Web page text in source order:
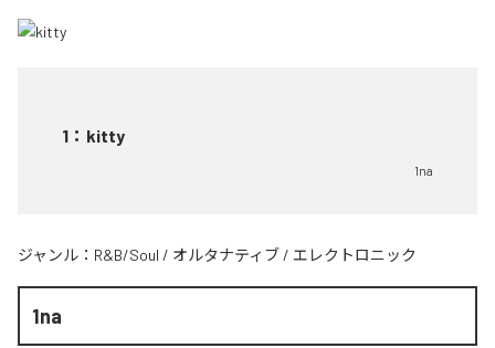
1 ： kitty
1na
ジャンル： R&B/Soul / オルタナティブ / エレクトロニック
1na